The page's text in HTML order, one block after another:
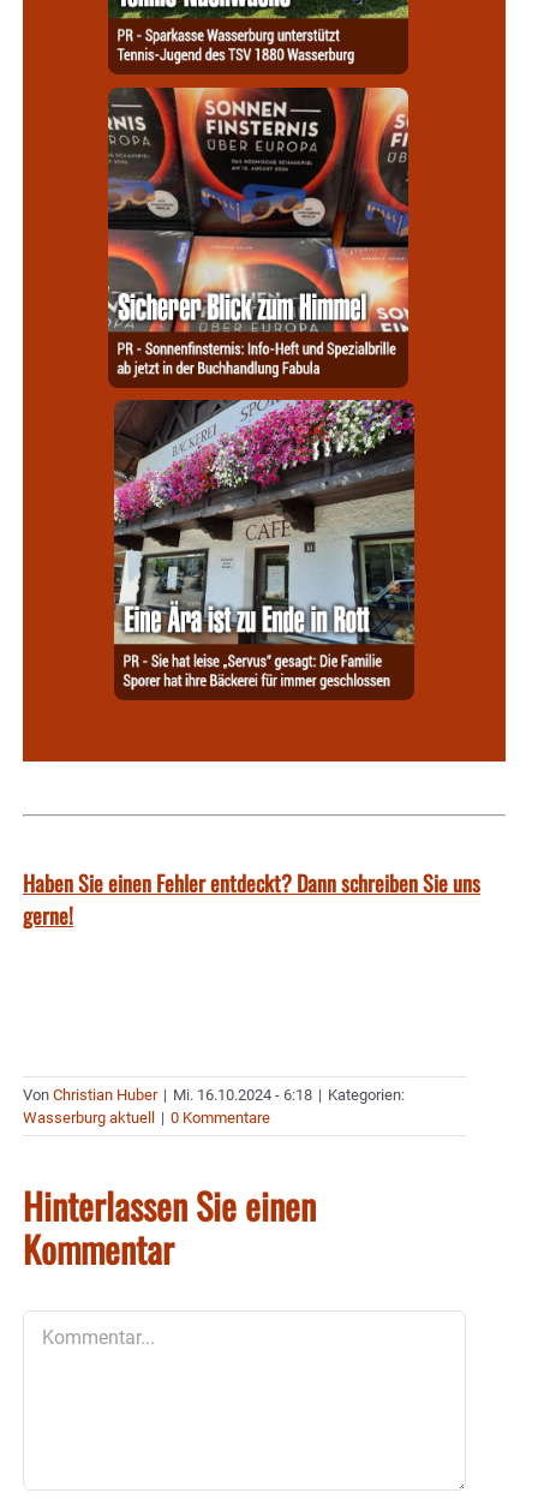
Haben Sie einen Fehler entdeckt? Dann schreiben Sie uns
gerne!
Von Christian Huber | Mi. 16.10.2024 - 6:18 | Kategorien:
Wasserburg aktuell
| 0 Kommentare
Hinterlassen Sie einen
Kommentar